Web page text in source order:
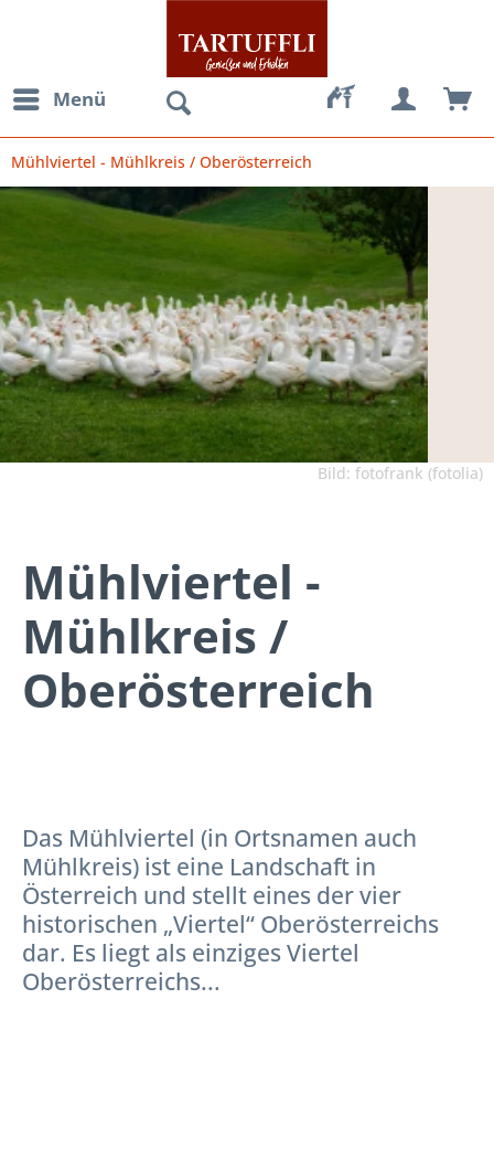
Menü
Mühlviertel - Mühlkreis / Oberösterreich
Bild: fotofrank (fotolia)
Mühlviertel -
Mühlkreis /
Oberösterreich
Das Mühlviertel (in Ortsnamen auch
Mühlkreis) ist eine Landschaft in
Österreich und stellt eines der vier
historischen „Viertel“ Oberösterreichs
dar. Es liegt als einziges Viertel
Oberösterreichs...